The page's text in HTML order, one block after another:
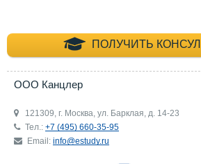
ПОЛУЧИТЬ +7
ООО Канцлер
121309, г. Москва, ул. Барклая, д. 14-23
Тел.: +7 (495) 660-35-95
Email: info@estudy.ru